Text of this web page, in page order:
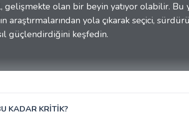
gelişmekte olan bir beyin yatıyor olabilir.
araştırmalarından yola çıkarak seçici,
güçlendirdiğini keşfedin.
KADAR KRİTİK?